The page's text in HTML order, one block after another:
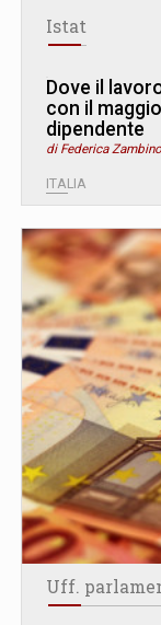
Istat
Dove il
con il
dipendente
di Federica Zambino
ITALIA
Uff.